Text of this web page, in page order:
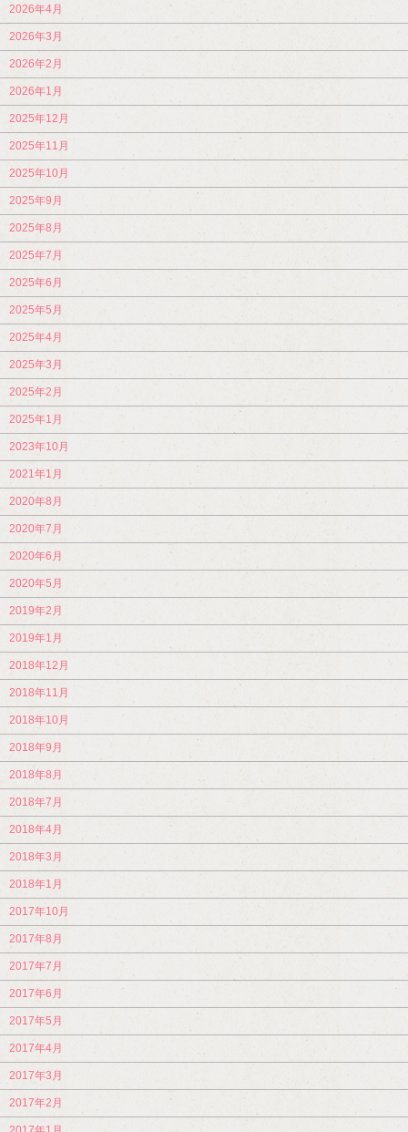
2026年4月
2026年3月
2026年2月
2026年1月
2025年12月
2025年11月
2025年10月
2025年9月
2025年8月
2025年7月
2025年6月
2025年5月
2025年4月
2025年3月
2025年2月
2025年1月
2023年10月
2021年1月
2020年8月
2020年7月
2020年6月
2020年5月
2019年2月
2019年1月
2018年12月
2018年11月
2018年10月
2018年9月
2018年8月
2018年7月
2018年4月
2018年3月
2018年1月
2017年10月
2017年8月
2017年7月
2017年6月
2017年5月
2017年4月
2017年3月
2017年2月